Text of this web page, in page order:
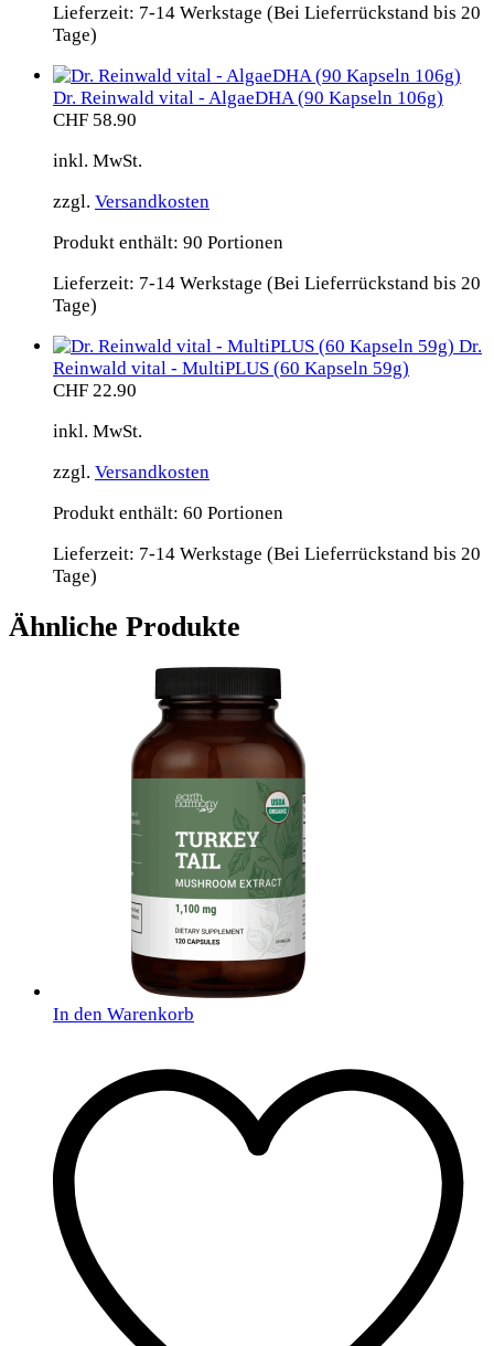
Lieferzeit: 7-14 Werkstage (Bei Lieferrückstand bis 20
Tage)
Dr. Reinwald vital - AlgaeDHA (90 Kapseln 106g)
CHF 58.90
inkl. MwSt.
zzgl. Versandkosten
Produkt enthält: 90 Portionen
Lieferzeit: 7-14 Werkstage (Bei Lieferrückstand bis 20
Tage)
Dr.
Reinwald vital - MultiPLUS (60 Kapseln 59g)
CHF 22.90
inkl. MwSt.
zzgl. Versandkosten
Produkt enthält: 60 Portionen
Lieferzeit: 7-14 Werkstage (Bei Lieferrückstand bis 20
Tage)
Ähnliche Produkte
In den Warenkorb